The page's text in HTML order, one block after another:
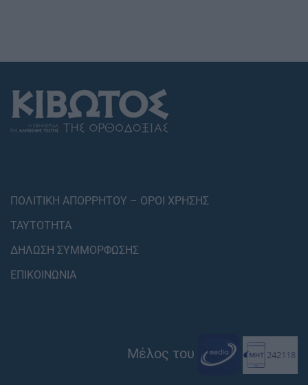
ΠΟΛΙΤΙΚΗ ΑΠΟΡΡΗΤΟΥ – ΟΡΟΙ ΧΡΗΣΗΣ
ΤΑΥΤΟΤΗΤΑ
ΔΗΛΩΣΗ ΣΥΜΜΟΡΦΩΣΗΣ
ΕΠΙΚΟΙΝΩΝΙΑ
Μέλος του